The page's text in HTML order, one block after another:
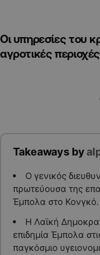
Οι υπηρεσίες του
αγροτικές περιοχές
Takeaways by
Ο γενικός
πρωτεύουσα της
Έμπολα στο Κονγκό.
Η Λαϊκή
επιδημία Έμπολα
παγκόσμιο